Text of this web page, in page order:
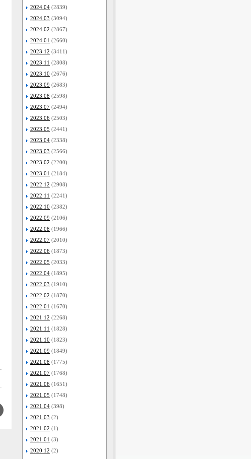
2024.04 (2839)
2024.03 (3094)
2024.02 (2867)
2024.01 (2660)
2023.12 (3411)
2023.11 (2808)
2023.10 (2676)
2023.09 (2683)
2023.08 (2598)
2023.07 (2494)
2023.06 (2503)
2023.05 (2441)
2023.04 (2338)
2023.03 (2566)
2023.02 (2200)
2023.01 (2184)
2022.12 (2908)
2022.11 (2241)
2022.10 (2382)
2022.09 (2106)
2022.08 (1966)
2022.07 (2010)
2022.06 (1873)
2022.05 (2033)
2022.04 (1895)
2022.03 (1910)
2022.02 (1870)
2022.01 (1670)
2021.12 (2268)
2021.11 (1828)
2021.10 (1823)
2021.09 (1849)
2021.08 (1775)
2021.07 (1768)
2021.06 (1651)
2021.05 (1748)
2021.04 (398)
2021.03 (2)
2021.02 (1)
2021.01 (3)
2020.12 (2)